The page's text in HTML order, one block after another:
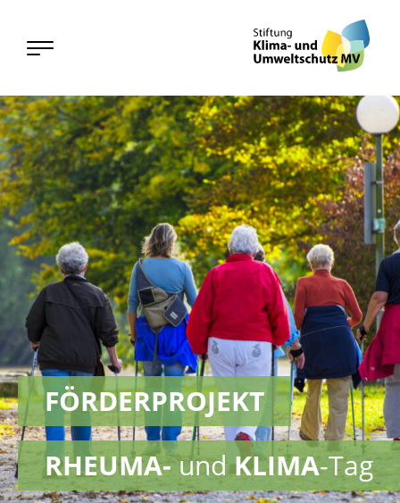
FÖRDERPROJEKT
RHEUMA-undKLIMA-Tag